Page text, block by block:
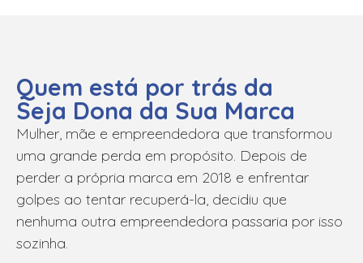
Quem está por trás da
Seja Dona da Sua Marca
Mulher, mãe e empreendedora que transformou
uma grande perda em propósito. Depois de
perder a própria marca em 2018 e enfrentar
golpes ao tentar recuperá-la, decidiu que
nenhuma outra empreendedora passaria por isso
sozinha.